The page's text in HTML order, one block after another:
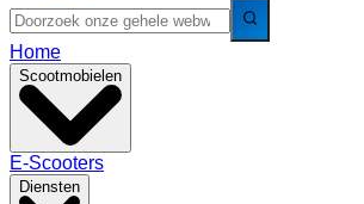
Home
Scootmobielen
E-Scooters
Diensten